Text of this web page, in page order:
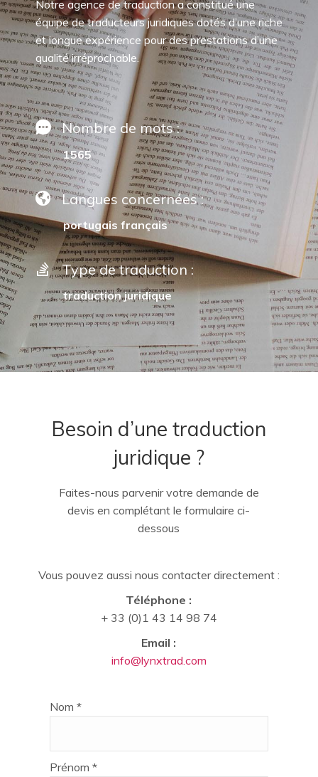
Notre agence de traduction a constitué une
équipe de traducteurs juridiques dotés d’une riche
et longue expérience pour des prestations d’une
qualité irréprochable.
Nombre de mots :
1565
Langues concernées :
portugais français
Type de traduction :
traduction juridique
Besoin d’une traduction
juridique ?
Faites-nous parvenir votre demande de
devis en complétant le formulaire ci-
dessous
Vous pouvez aussi nous contacter directement :
Téléphone :
+ 33 (0)1 43 14 98 74
Email :
info@lynxtrad.com
Nom *
Prénom *